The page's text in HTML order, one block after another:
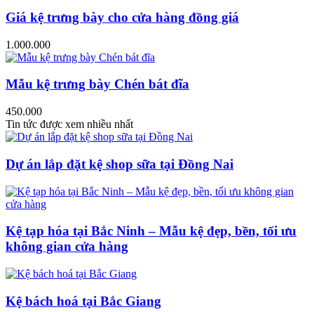
Giá kệ trưng bày cho cửa hàng đồng giá
1.000.000
Mẫu kệ trưng bày Chén bát đĩa
450.000
Tin tức được xem nhiều nhất
Dự án lắp đặt kệ shop sữa tại Đồng Nai
Kệ tạp hóa tại Bắc Ninh – Mẫu kệ đẹp, bền, tối ưu
không gian cửa hàng
Kệ bách hoá tại Bắc Giang